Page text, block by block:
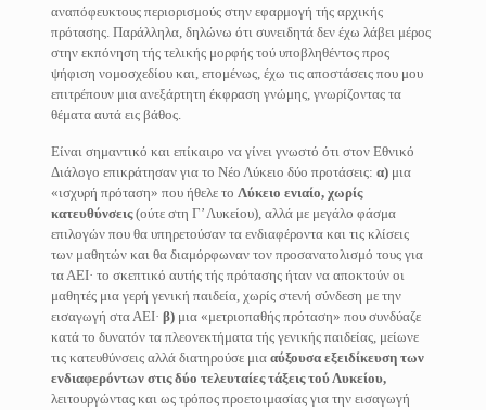
αναπόφευκτους περιορισμούς στην εφαρμογή τής αρχικής
πρότασης. Παράλληλα, δηλώνω ότι συνειδητά δεν έχω λάβει μέρος
στην εκπόνηση τής τελικής μορφής τού υποβληθέντος προς
ψήφιση νομοσχεδίου και, επομένως, έχω τις αποστάσεις που μου
επιτρέπουν μια ανεξάρτητη έκφραση γνώμης, γνωρίζοντας τα
θέματα αυτά εις βάθος.
Είναι σημαντικό και επίκαιρο να γίνει γνωστό ότι στον Εθνικό
Διάλογο επικράτησαν για το Νέο Λύκειο δύο προτάσεις: α)μια
«ισχυρή πρόταση» που ήθελε το Λύκειο ενιαίο, χωρίς
κατευθύνσεις(ούτε στη Γ’ Λυκείου), αλλά με μεγάλο φάσμα
επιλογών που θα υπηρετούσαν τα ενδιαφέροντα και τις κλίσεις
των μαθητών και θα διαμόρφωναν τον προσανατολισμό τους για
τα ΑΕΙ· το σκεπτικό αυτής τής πρότασης ήταν να αποκτούν οι
μαθητές μια γερή γενική παιδεία, χωρίς στενή σύνδεση με την
εισαγωγή στα ΑΕΙ· β)μια «μετριοπαθής πρόταση» που συνδύαζε
κατά το δυνατόν τα πλεονεκτήματα τής γενικής παιδείας, μείωνε
τις κατευθύνσεις αλλά διατηρούσε μια αύξουσα εξειδίκευση των
ενδιαφερόντων στις δύο τελευταίες τάξεις τού Λυκείου,
λειτουργώντας και ως τρόπος προετοιμασίας για την εισαγωγή